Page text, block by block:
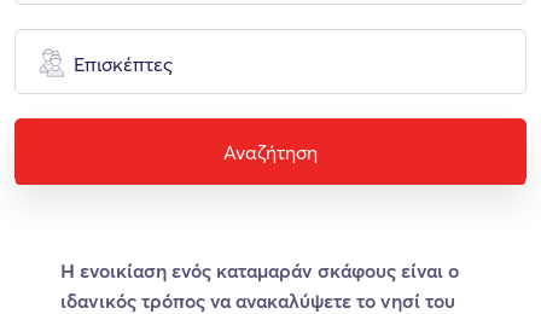
Επισκέπτες
Αναζήτηση
Η ενοικίαση ενός καταμαράν σκάφους είναι ο
ιδανικός τρόπος να ανακαλύψετε το νησί του